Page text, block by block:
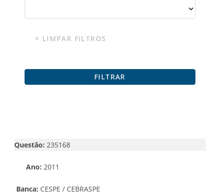
Questão: 235168
Ano: 2011
Banca: CESPE / CEBRASPE